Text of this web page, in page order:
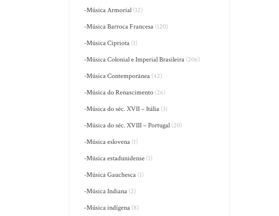
-Música Armorial (12)
-Música Barroca Francesa (120)
-Música Cipriota (1)
-Música Colonial e Imperial Brasileira (206)
-Música Contemporânea (42)
-Música do Renascimento (26)
-Música do séc. XVII – Itália (3)
-Música do séc. XVIII – Portugal (20)
-Música eslovena (1)
-Música estadunidense (1)
-Música Gauchesca (1)
-Música Indiana (2)
-Música indígena (8)